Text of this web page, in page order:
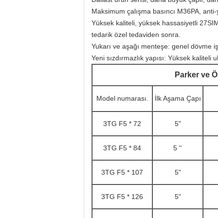
Maksimum çalışma basıncı M36PA,
Yüksek kaliteli, yüksek hassasiyetli
tedarik özel tedaviden sonra.
Yukarı ve aşağı menteşe: genel dövme
Yeni sızdırmazlık yapısı: Yüksek
Parker ve
Model numarası. İlk Aşama Çapı
3TG F5 * 72 5"
3TG F5 * 84 5 ''
3TG F5 * 107 5"
3TG F5 * 126 5"